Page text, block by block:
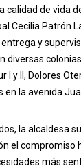
calidad de vida
Cecilia Patrón
y
diversas
I y II, Dolores
la avenida
la alcaldesa
el compromiso
más